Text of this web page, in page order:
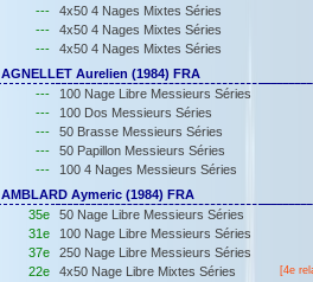
---
4x50 4 Nages Mixtes Séries
---
4x50 4 Nages Mixtes Séries
---
4x50 4 Nages Mixtes Séries
AGNELLET Aurelien (1984) FRA
---
100 Nage Libre Messieurs Séries
---
100 Dos Messieurs Séries
---
50 Brasse Messieurs Séries
---
50 Papillon Messieurs Séries
---
100 4 Nages Messieurs Séries
AMBLARD Aymeric (1984) FRA
35e
50 Nage Libre Messieurs Séries
31e
100 Nage Libre Messieurs Séries
37e
250 Nage Libre Messieurs Séries
22e
4x50 Nage Libre Mixtes Séries [4e